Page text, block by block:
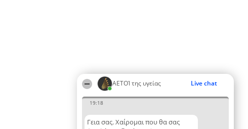
ΑΕΤΟΊ της υγείας Live chat
19:18
Γεια σας. Χαίρομαι που θα σας